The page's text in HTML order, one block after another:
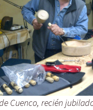
Cuenco, recién